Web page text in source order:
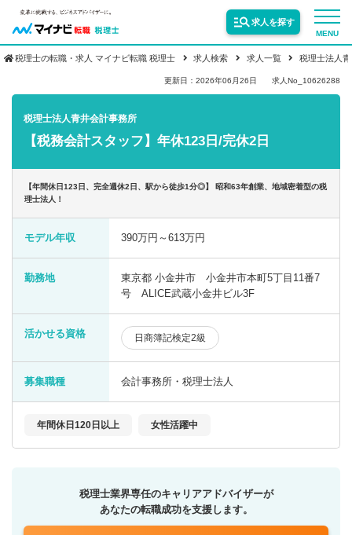
MENU
求人を探す
転職お役立ち情報
業界情報
求人情報
税理士の転職・求人 マイナビ転職 税理士 求人検索 求人一覧 税理士法人
更新日：2026年06月26日 求人No_10626288
税理士法人青井会計事務所
【税務会計スタッフ】年休123日/完休2日
【年間休日123日、完全週休2日、駅から徒歩1分◎】 昭和63年創業、地域密着型の税
理士法人！
モデル年収 390万円～613万円
勤務地
東京都 小金井市 小金井市本町5丁目11番7
号 ALICE武蔵小金井ビル3F
活かせる資格 日商簿記検定2級
募集職種 会計事務所・税理士法人
年間休日120日以上 女性活躍中
税理士業界専任のキャリアアドバイザーが
あなたの転職成功を支援します。